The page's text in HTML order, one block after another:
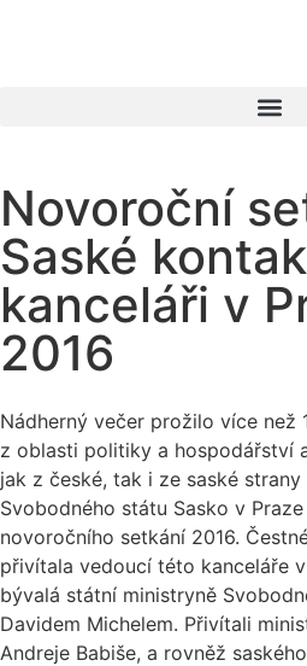
Novoroční
Saské
kanceláři v
2016
Nádherný večer prožilo více než
z oblasti politiky a hospodářství
jak z české, tak i ze saské
Svobodného státu Sasko v
novoročního setkání 2016.
přivítala vedoucí této kanceláře v
bývalá státní ministryně
Davidem Michelem. Přivítali
Andreje Babiše, a rovněž